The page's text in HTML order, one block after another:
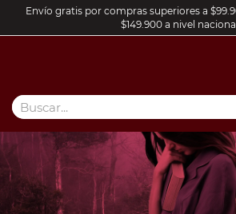
Envío gratis por compras superiores a
$149.900 a nivel nacional